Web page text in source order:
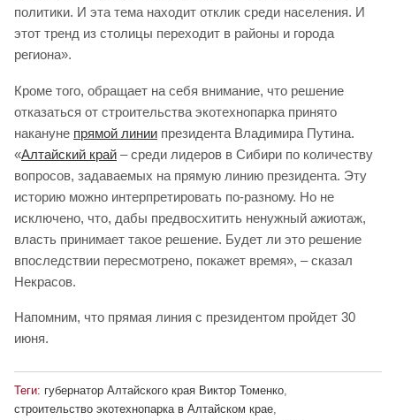
политики. И эта тема находит отклик среди населения. И
этот тренд из столицы переходит в районы и города
региона».
Кроме того, обращает на себя внимание, что решение
отказаться от строительства экотехнопарка принято
накануне прямой линии президента Владимира Путина.
«Алтайский край – среди лидеров в Сибири по количеству
вопросов, задаваемых на прямую линию президента. Эту
историю можно интерпретировать по-разному. Но не
исключено, что, дабы предвосхитить ненужный ажиотаж,
власть принимает такое решение. Будет ли это решение
впоследствии пересмотрено, покажет время», – сказал
Некрасов.
Напомним, что прямая линия с президентом пройдет 30
июня.
Теги: губернатор Алтайского края Виктор Томенко
строительство экотехнопарка в Алтайском крае,